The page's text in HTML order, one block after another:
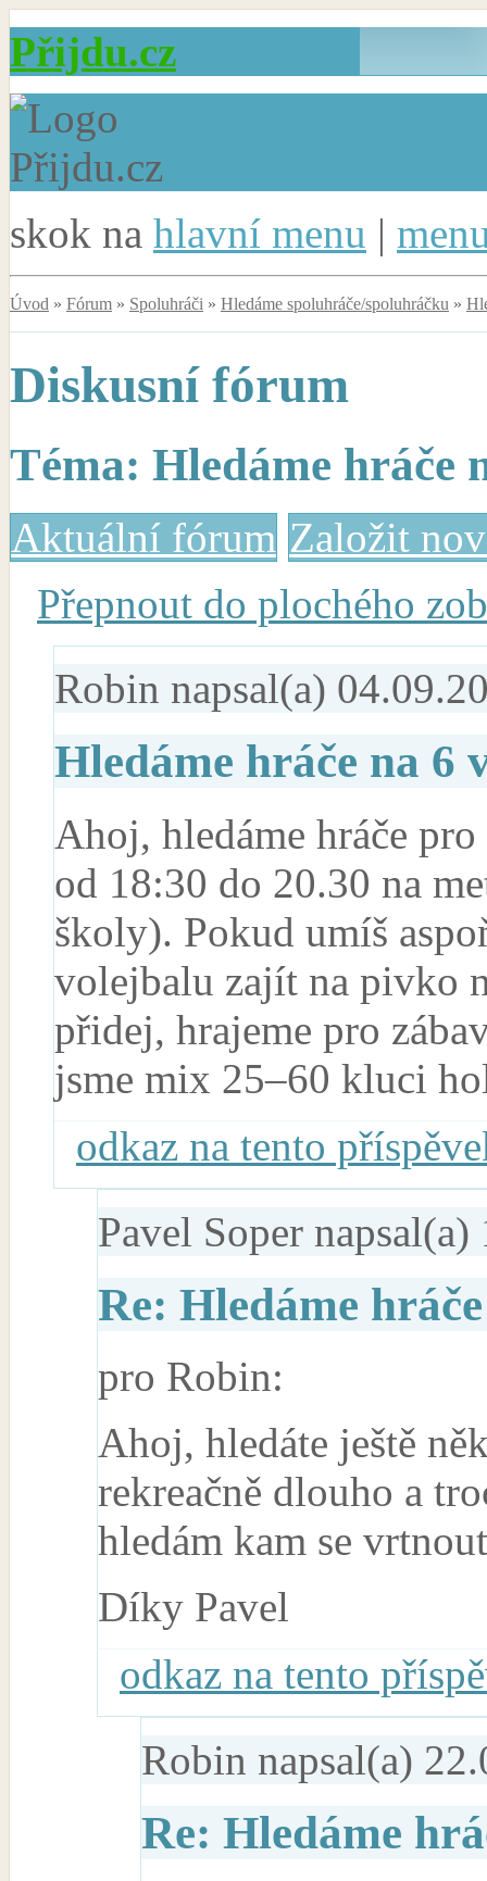
Přijdu.cz
skok na hlavní menu |
Úvod » Fórum » Spoluhráči » Hledáme spoluhráče/spoluhráčku »
Diskusní fórum
Téma: Hledáme hráče
Aktuální fórum Založit
Přepnout do plochého
Robin napsal(a)
Hledáme hráče na 6
Ahoj, hledáme hráče
od 18:30 do 20.30 na
školy). Pokud umíš
volejbalu zajít na pivko
přidej, hrajeme pro
jsme mix 25–60 kluci
odkaz na tento
Pavel Soper
Re: Hledáme
pro Robin:
Ahoj, hledáte ještě
rekreačně dlouho a
hledám kam se
Díky Pavel
odkaz na tento
Robin napsal(a)
Re: Hledáme